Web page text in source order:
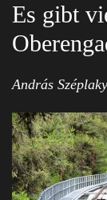
Es gibt
András Széplaky